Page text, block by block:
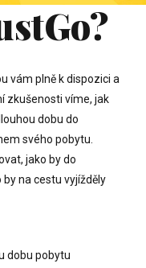
vám plně k dispozici a
zkušenosti víme, jak
dobu do
svého pobytu.
jako by do
na cestu vyjížděly
dobu pobytu